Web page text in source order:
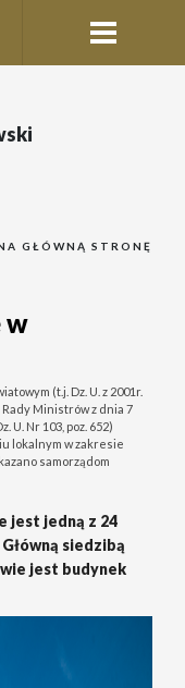
GŁÓWNĄ STRONĘ
w
(t.j. Dz. U. z 2001r.
Rady Ministrów z dnia 7
U. Nr 103, poz. 652)
lokalnym w zakresie
samorządom
jest jedną z 24
siedzibą
jest budynek